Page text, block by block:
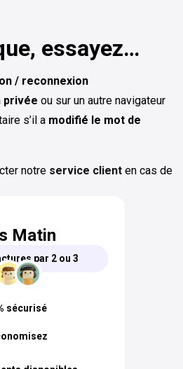
essayez…
/ reconnexion
privée ou sur un autre navigateur
s’il a modifié le mot de
notre service client en cas de
Matin
par 2 ou 3
sécurisé